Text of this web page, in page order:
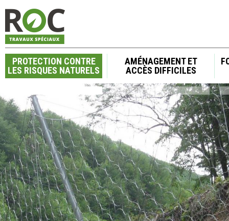
Menu principal
PROTECTION CONTRE
LES RISQUES NATURELS
AMÉNAGEMENT ET
ACCÈS DIFFICILES